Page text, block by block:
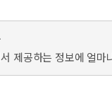
제공하는 정보에 얼마